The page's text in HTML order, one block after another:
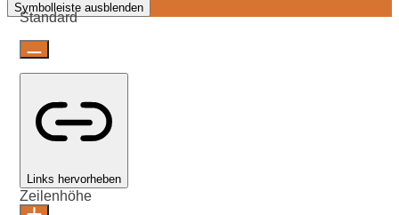
Symbolleiste ausblenden
Standard
Links hervorheben
Zeilenhöhe